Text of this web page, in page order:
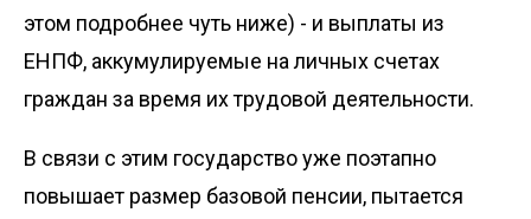
этом подробнее чуть ниже) - и выплаты из
ЕНПФ, аккумулируемые на личных счетах
граждан за время их трудовой деятельности.
В связи с этим государство уже поэтапно
повышает размер базовой пенсии, пытается